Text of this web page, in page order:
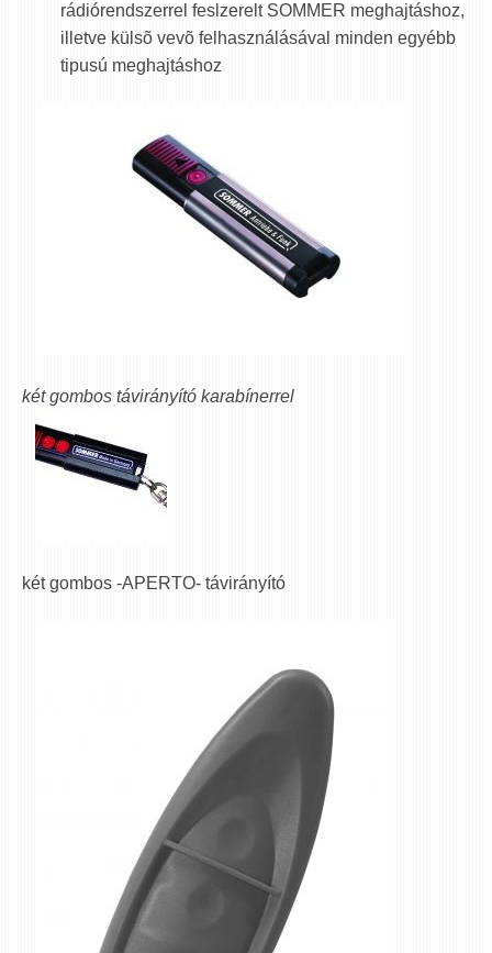
rádiórendszerrel feslzerelt SOMMER meghajtáshoz,
illetve külsõ vevõ felhasználásával minden egyébb
tipusú meghajtáshoz
két gombos távirányító karabínerrel
két gombos -APERTO- távirányító